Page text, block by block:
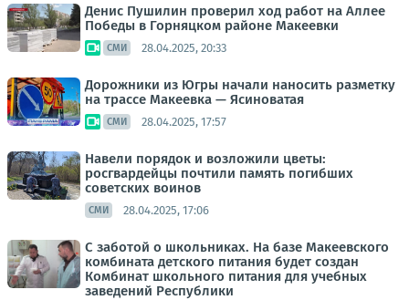
Денис Пушилин проверил ход работ на Аллее
Победы в Горняцком районе Макеевки
СМИ 28.04.2025, 20:33
Дорожники из Югры начали наносить разметку
на трассе Макеевка — Ясиноватая
СМИ 28.04.2025, 17:57
Навели порядок и возложили цветы:
росгвардейцы почтили память погибших
советских воинов
СМИ 28.04.2025, 17:06
С заботой о школьниках. На базе Макеевского
комбината детского питания будет создан
Комбинат школьного питания для учебных
заведений Республики